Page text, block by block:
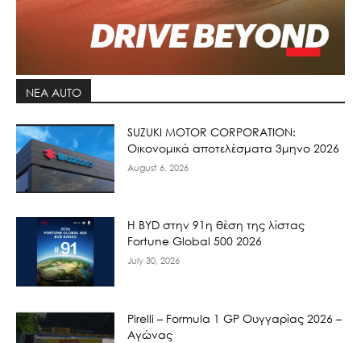
ΝΕΑ AUTO
SUZUKI MOTOR CORPORATION:
Οικονομικά αποτελέσματα 3μηνο 2026
August 6, 2026
Η BYD στην 91η θέση της λίστας
Fortune Global 500 2026
July 30, 2026
Pirelli – Formula 1 GP Ουγγαρίας 2026 –
Αγώνας